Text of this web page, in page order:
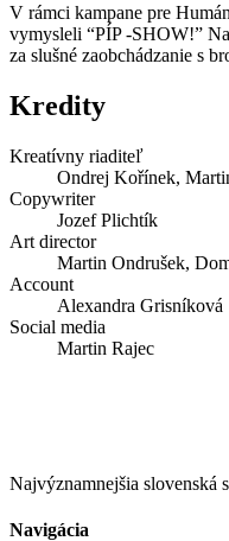
V rámci kampane pre
vymysleli “PÍP -SHOW!”
za slušné zaobchádzanie s
Kredity
Kreatívny riaditeľ
Ondrej Kořínek,
Copywriter
Jozef Plichtík
Art director
Martin Ondrušek,
Account
Alexandra Grisníková
Social media
Martin Rajec
Najvýznamnejšia
Navigácia